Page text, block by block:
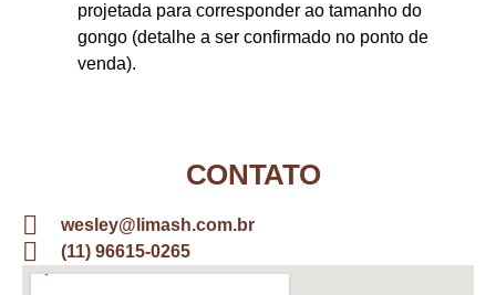
projetada para corresponder ao tamanho do
gongo (detalhe a ser confirmado no ponto de
venda).
CONTATO
wesley@limash.com.br
(11) 96615-0265